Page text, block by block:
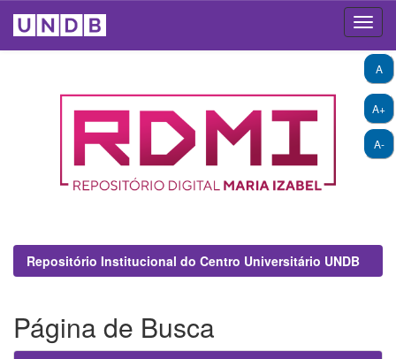
A+
A-
A
Repositório Institucional do Centro Universitário UNDB
Página de Busca